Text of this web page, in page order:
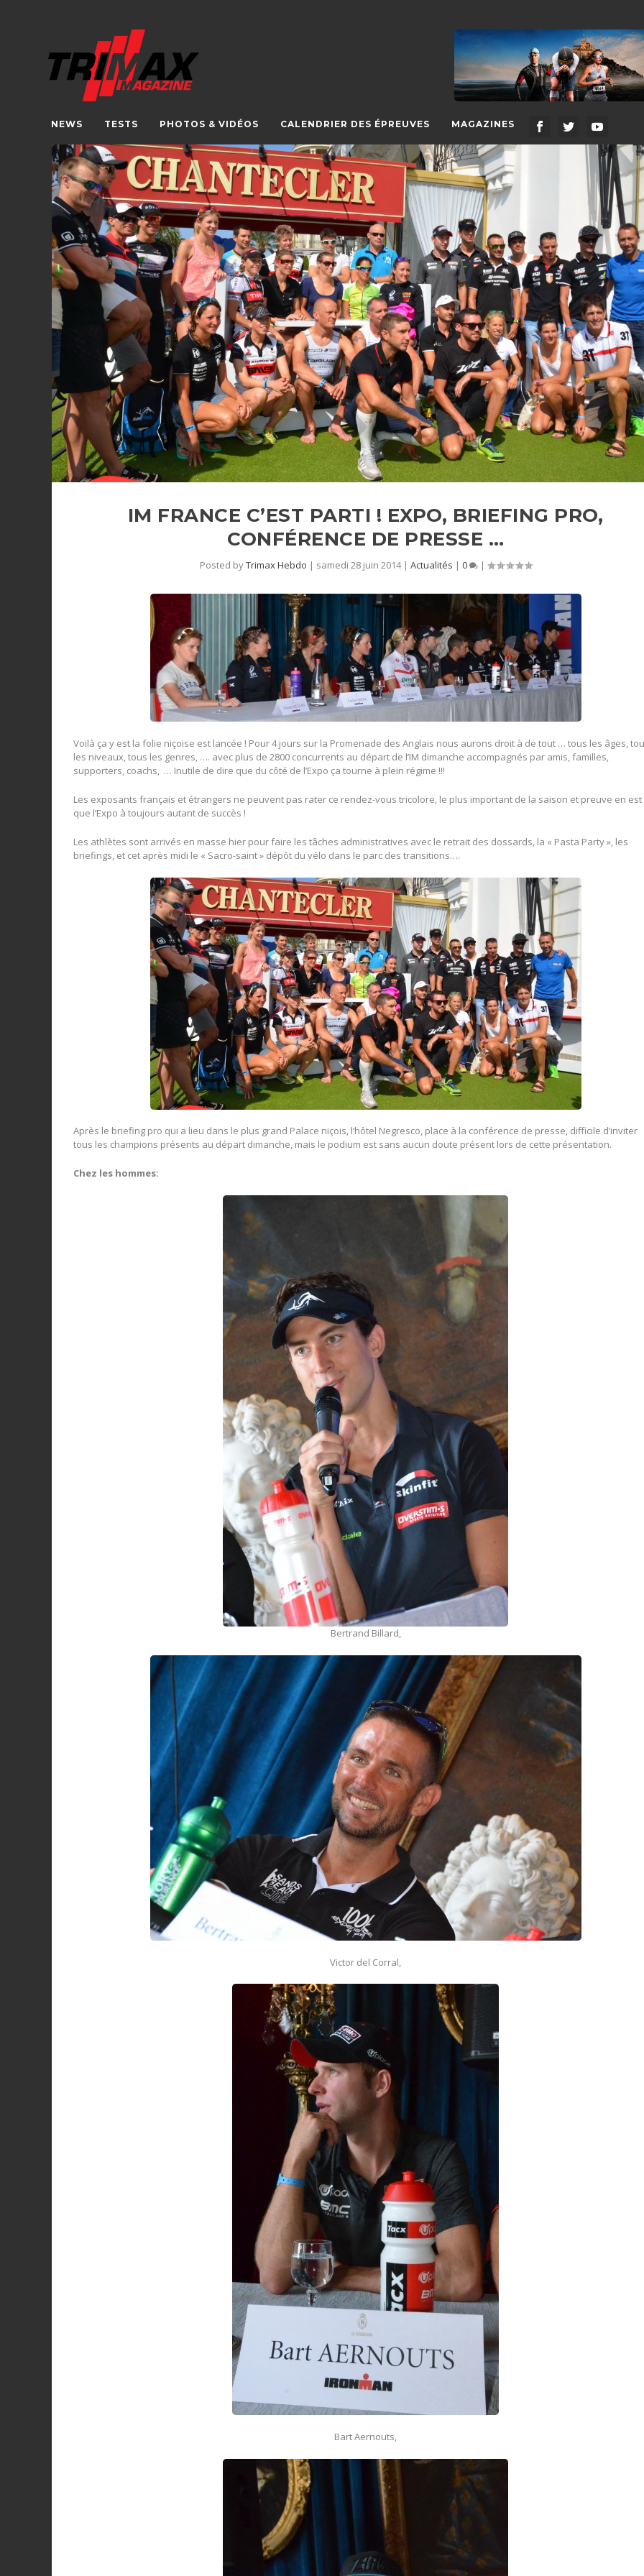
NEWS TESTS PHOTOS & VIDÉOS CALENDRIER DES ÉPREUVES MAGAZINES
IM FRANCE C’EST PARTI ! EXPO, BRIEFING PRO,
CONFÉRENCE DE PRESSE …
Posted byTrimax Hebdo | samedi 28 juin 2014| Actualités | 0 |
Voilà ça y est la folie niçoise est lancée ! Pour 4 jours sur la Promenade des Anglais nous aurons droit à de tout … tous les âges,
les niveaux, tous les genres, …. avec plus de 2800 concurrents au départ de l’IM dimanche accompagnés par amis, familles,
supporters, coachs, … Inutile de dire que du côté de l’Expo ça tourne à plein régime !!!
Les exposants français et étrangers ne peuvent pas rater ce rendez-vous tricolore, le plus important de la saison et preuve en est
que l’Expo à toujours autant de succès !
Les athlètes sont arrivés en masse hier pour faire les tâches administratives avec le retrait des dossards, la « Pasta Party », les
briefings, et cet après midi le « Sacro-saint » dépôt du vélo dans le parc des transitions….
Après le briefing pro qui a lieu dans le plus grand Palace niçois, l’hôtel Negresco, place à la conférence de presse, difficile d’inviter
tous les champions présents au départ dimanche, mais le podium est sans aucun doute présent lors de cette présentation.
Chez les hommes:
Bertrand Billard,
Victor del Corral,
Bart Aernouts,